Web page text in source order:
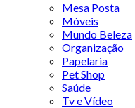
Mesa Posta
Móveis
Mundo Beleza
Organização
Papelaria
Pet Shop
Saúde
Tv e Vídeo